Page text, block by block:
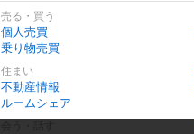
売る・買う
個人売買
乗り物売買
住まい
不動産情報
ルームシェア